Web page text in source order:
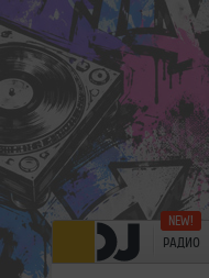
РАДИО